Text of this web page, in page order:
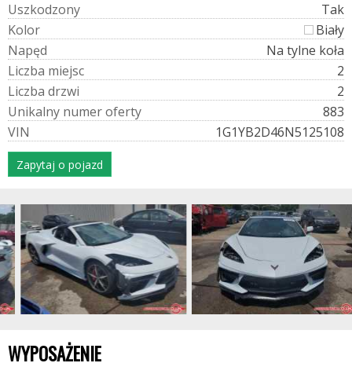
Uszkodzony
Tak
Kolor
Biały
Napęd
Na tylne koła
Liczba miejsc
2
Liczba drzwi
2
Unikalny numeroferty
883
VIN 1G1YB2D46N5125108
Zapytaj o pojazd
WYPOSAŻENIE